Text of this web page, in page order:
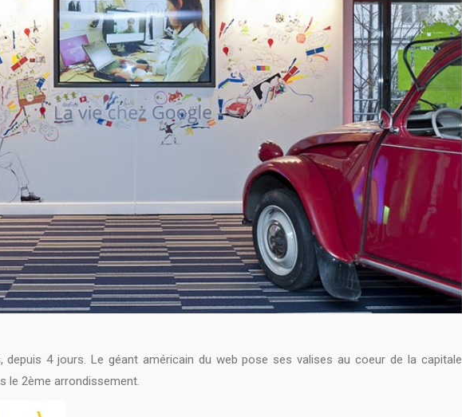
depuis 4 jours. Le géant américain du web pose ses valises au coeur de la capitale
le 2ème arrondissement.